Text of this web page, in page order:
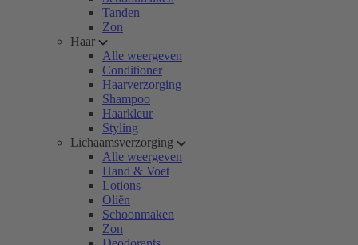
Tanden
Zon
Haar
Alle weergeven
Conditioner
Haarverzorging
Shampoo
Haarkleur
Styling
Lichaamsverzorging
Alle weergeven
Hand & Voet
Lotions
Oliën
Schoonmaken
Zon